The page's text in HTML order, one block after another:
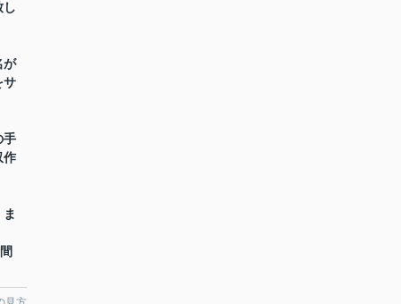
し
が
サ
手
作